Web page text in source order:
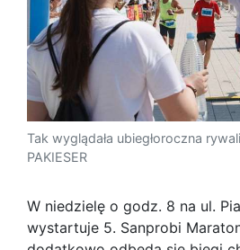
Tak wyglądała ubiegłoroczna
PAKIESER
W niedzielę o godz. 8 na ul.
wystartuje 5. Sanprobi